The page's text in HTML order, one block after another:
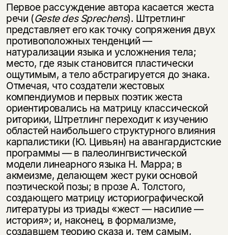
Первое рассуждение автора касается жеста
речи (Geste des Sprechens). Штретлинг
представляет его как точку сопряжения двух
противоположных тенденций —
натурализации языка и усложнения тела;
место, где язык становится пластически
ощутимым, а тело абстрагируется до знака.
Отмечая, что создатели жестовых
компендиумов и первых поэтик жеста
ориентировались на матрицу классической
риторики, Штретлинг переходит к изучению
областей наибольшего структурного влияния
карпалистики (Ю. Цивьян) на авангардистские
программы — в палеолингвистической
модели линеарного языка Н. Марра; в
акмеизме, делающем жест руки основой
поэтической позы; в прозе А. Толстого,
создающего матрицу историографической
литературы из триады «жест — насилие —
история»; и, наконец, в формализме,
создавшем теорию сказа и, тем самым,